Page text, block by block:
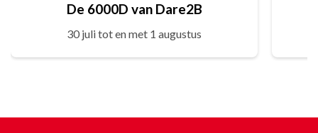
De 6000D van Dare2B
30 juli tot en met 1 augustus